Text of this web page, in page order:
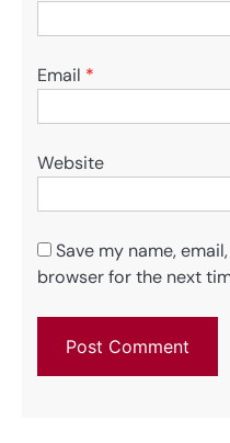
Email *
Website
Save my name,
browser for the next